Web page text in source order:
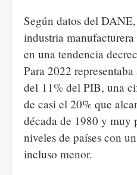
Según datos del
industria
en una tendencia
Para 2022
del 11% del PIB, una
de casi el 20% que
década de 1980 y muy
niveles de países con
incluso menor.